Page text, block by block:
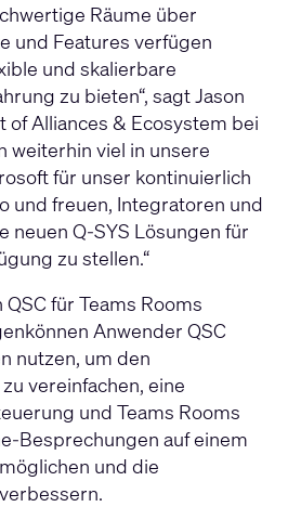
Räume über
und Features verfügen
und skalierbare
zu bieten“, sagt Jason
of Alliances & Ecosystem bei
weiterhin viel in unsere
für unser kontinuierlich
und freuen, Integratoren und
neuen Q-SYS Lösungen für
zu stellen.“
QSC für Teams Rooms
können Anwender QSC
nutzen, um den
vereinfachen, eine
und Teams Rooms
Besprechungen auf einem
und die